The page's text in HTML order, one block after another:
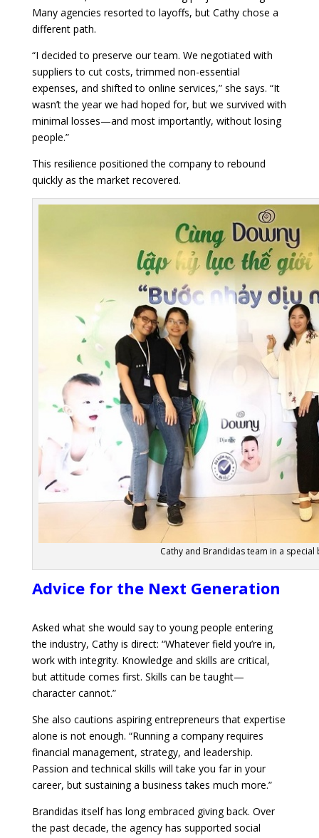
Many agencies resorted to layoffs, but Cathy chose a
different path.
“I decided to preserve our team. We negotiated with
suppliers to cut costs, trimmed non-essential
expenses, and shifted to online services,” she says. “It
wasn’t the year we had hoped for, but we survived with
minimal losses—and most importantly, without losing
people.”
This resilience positioned the company to rebound
quickly as the market recovered.
Cathy and Brandidas team in a special
Advice for the Next Generation
Asked what she would say to young people entering
the industry, Cathy is direct: “Whatever field you’re in,
work with integrity. Knowledge and skills are critical,
but attitude comes first. Skills can be taught—
character cannot.”
She also cautions aspiring entrepreneurs that expertise
alone is not enough. “Running a company requires
financial management, strategy, and leadership.
Passion and technical skills will take you far in your
career, but sustaining a business takes much more.”
Brandidas itself has long embraced giving back. Over
the past decade, the agency has supported social